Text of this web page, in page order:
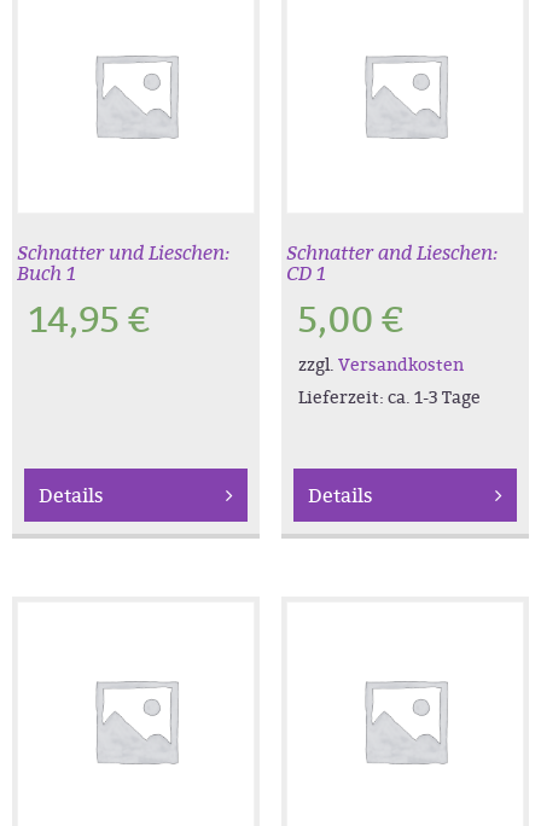
Schnatter und Lieschen:
Buch 1
14,95€
Details
Schnatter and Lieschen:
CD 1
5,00€
zzgl. Versandkosten
Lieferzeit: ca. 1-3 Tage
Details